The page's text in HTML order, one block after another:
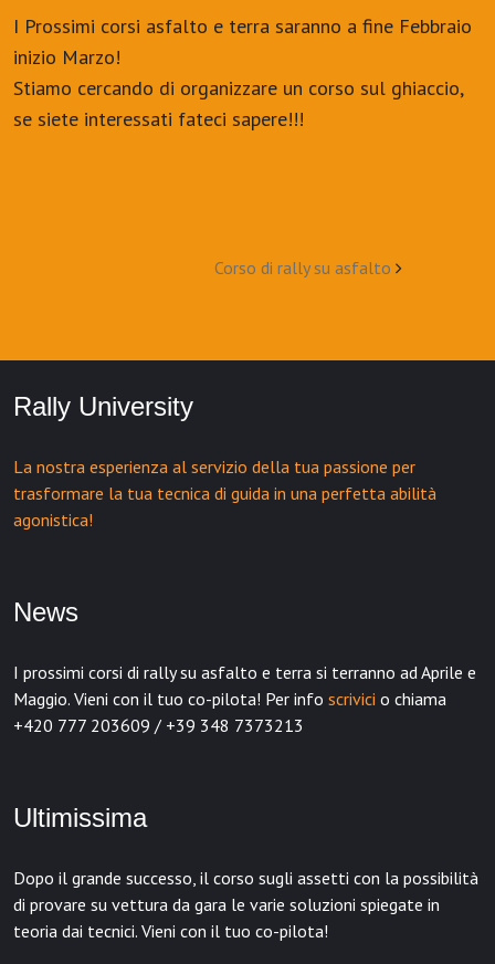
I Prossimi corsi asfalto e terra saranno a fine Febbraio
inizio Marzo!
Stiamo cercando di organizzare un corso sul ghiaccio,
se siete interessati fateci sapere!!!
Corso di rally su asfalto
Rally University
La nostra esperienza al servizio della tua passione per
trasformare la tua tecnica di guida in una perfetta abilità
agonistica!
News
I prossimi corsi di rally su asfalto e terra si terranno ad Aprile e
Maggio. Vieni con il tuo co-pilota! Per info scrivici o chiama
+420 777 203609 / +39 348 7373213
Ultimissima
Dopo il grande successo, il corso sugli assetti con la possibilità
di provare su vettura da gara le varie soluzioni spiegate in
teoria dai tecnici. Vieni con il tuo co-pilota!